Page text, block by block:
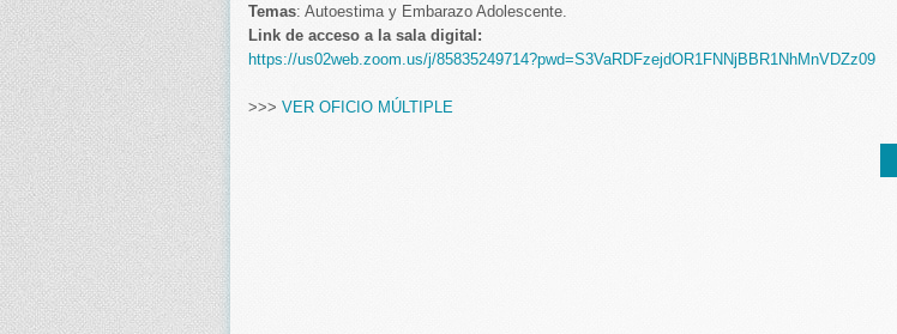
Temas: Autoestima y Embarazo Adolescente.
Link de acceso a la sala digital:
https://us02web.zoom.us/j/85835249714?pwd=S3VaRDFzejdOR1FNNjBBR1NhMnVDZz09
>>> VER OFICIO MÚLTIPLE